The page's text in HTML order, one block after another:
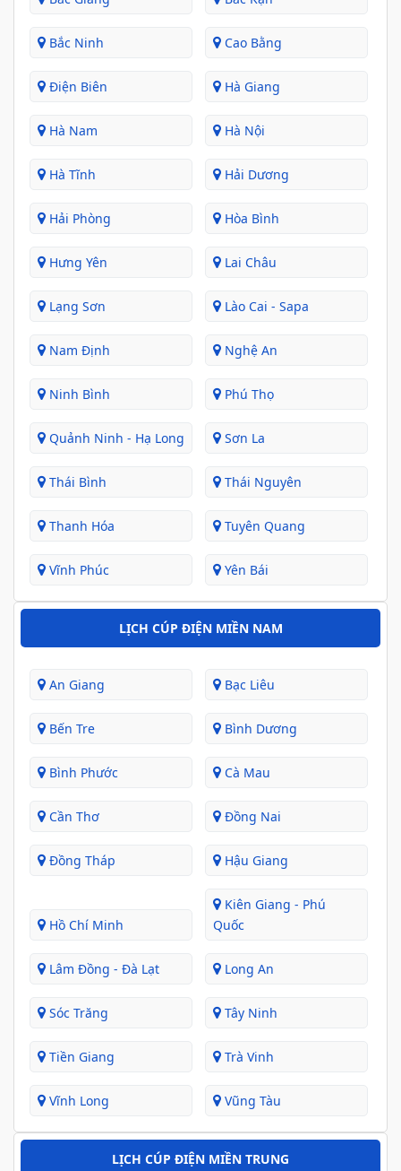
Bắc Ninh Cao Bằng
Điện Biên Hà Giang
Hà Nam Hà Nội
Hà Tĩnh Hải Dương
Hải Phòng Hòa Bình
Hưng Yên Lai Châu
Lạng Sơn Lào Cai - Sapa
Nam Định Nghệ An
Ninh Bình Phú Thọ
Quảnh Ninh - Hạ Long Sơn La
Thái Bình Thái Nguyên
Thanh Hóa Tuyên Quang
Vĩnh Phúc Yên Bái
LỊCH CÚP ĐIỆN MIỀN NAM
An Giang Bạc Liêu
Bến Tre Bình Dương
Bình Phước Cà Mau
Cần Thơ Đồng Nai
Đồng Tháp Hậu Giang
Hồ Chí Minh
Kiên Giang - Phú
Quốc
Lâm Đồng - Đà Lạt Long An
Sóc Trăng Tây Ninh
Tiền Giang Trà Vinh
Vĩnh Long Vũng Tàu
LỊCH CÚP ĐIỆN MIỀN TRUNG